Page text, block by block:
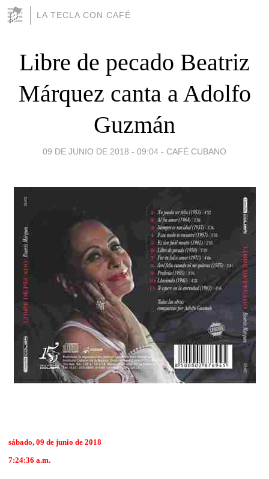
LA TECLA CON CAFÉ
Libre de pecado Beatriz
Márquez canta a Adolfo
Guzmán
09 DE JUNIO DE 2018 - 09:04 - CAFÉ CUBANO
sábado, 09 de junio de 2018
7:24:36 a.m.